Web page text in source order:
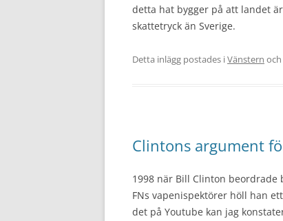
detta hat bygger på att landet
skattetryck än Sverige.
Detta inlägg postades iVänstern
Clintons argument
1998 när Bill Clinton beordrade
FNs vapenispektörer höll han
det på Youtube kan jag